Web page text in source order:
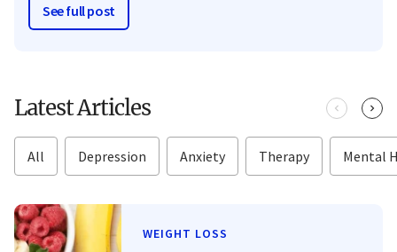
See full post
Latest Articles
All Depression Anxiety Therapy Mental
WEIGHT LOSS